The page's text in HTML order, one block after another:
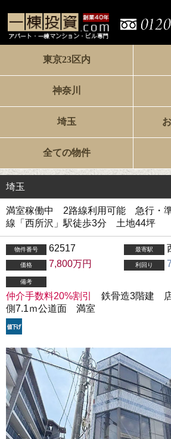
東京23区内
神奈川
埼玉
全ての物件
埼玉
満室稼働中 2路線利用可能 急行・
線「西所沢」駅徒歩3分 土地44坪
物件番号 62517 最寄駅
価格 7,800万円 利回り
備考
仲介手数料20%割引
鉄骨造3階建
側7.1ｍ公道面 満室